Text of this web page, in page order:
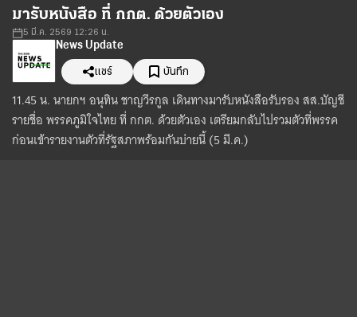
มารับหนังสือ ที่ กกต. ด้วยตัวเอง
5 มี.ค. 2569 12:26 น.
News Update
แชร์ บันทึก
11.45 น. นายกฯ อนุทิน ชาญวีรกูล เดินทางมารับหนังสือรับรอง สส.บัญชี
รายชื่อ พรรคภูมิใจไทย ที่ กกต. ด้วยตัวเอง เตรียมกลับไปรวมตัวที่พรรค
ก่อนเข้ารายงานตัวที่รัฐสภาพร้อมกันบ่ายนี้ (5 มี.ค.)